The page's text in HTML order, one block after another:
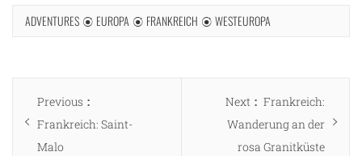
ADVENTURES EUROPA FRANKREICH WESTEUROPA
Beitragsnavigation
Previous
post:
Frankreich: Saint-
Malo
Next
Next
post:
Frankreich:
Wanderung an der
rosa Granitküste